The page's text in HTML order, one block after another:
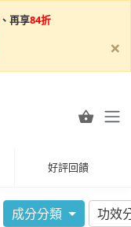
、再享84折
×
好評回饋
成分分類 功效